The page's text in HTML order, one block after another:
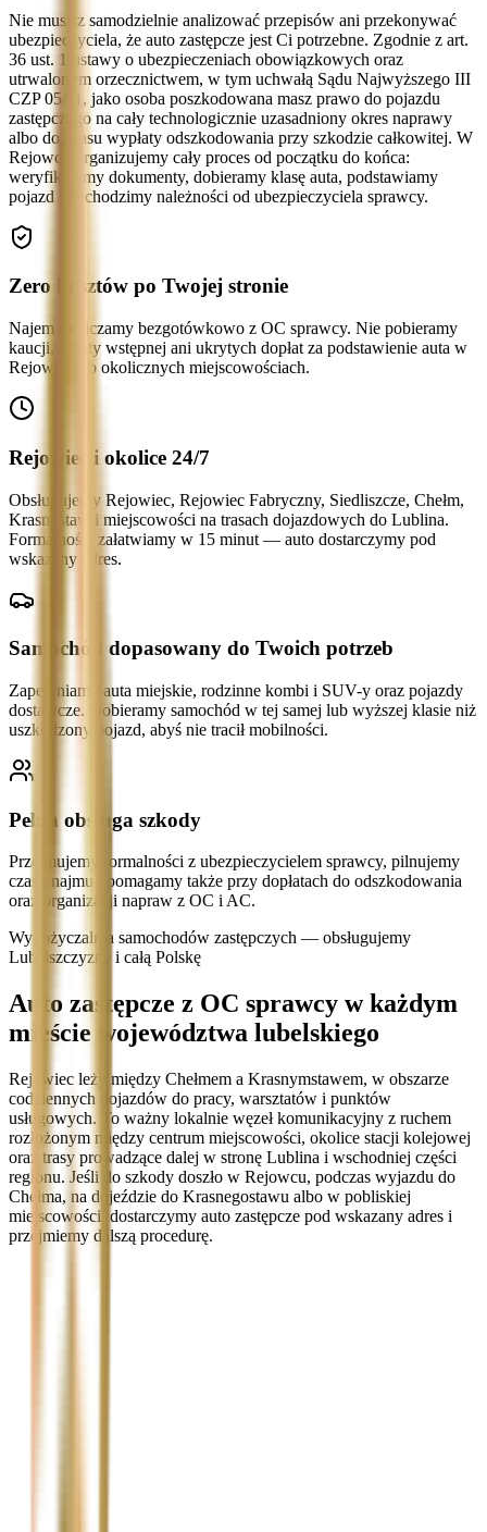
Nie musisz samodzielnie analizować przepisów ani przekonywać
ubezpieczyciela, że auto zastępcze jest Ci potrzebne. Zgodnie z art.
36 ust. 1 ustawy o ubezpieczeniach obowiązkowych oraz
utrwalonym orzecznictwem, w tym uchwałą Sądu Najwyższego III
CZP 05/11, jako osoba poszkodowana masz prawo do pojazdu
zastępczego na cały technologicznie uzasadniony okres naprawy
albo do czasu wypłaty odszkodowania przy szkodzie całkowitej. W
Rejowcu organizujemy cały proces od początku do końca:
weryfikujemy dokumenty, dobieramy klasę auta, podstawiamy
pojazd i dochodzimy należności od ubezpieczyciela sprawcy.
Zero kosztów po Twojej stronie
Najem rozliczamy bezgotówkowo z OC sprawcy. Nie pobieramy
kaucji, opłaty wstępnej ani ukrytych dopłat za podstawienie auta w
Rejowcu lub okolicznych miejscowościach.
Rejowiec i okolice 24/7
Obsługujemy Rejowiec, Rejowiec Fabryczny, Siedliszcze, Chełm,
Krasnystaw i miejscowości na trasach dojazdowych do Lublina.
Formalności załatwiamy w 15 minut — auto dostarczymy pod
wskazany adres.
Samochód dopasowany do Twoich potrzeb
Zapewniamy auta miejskie, rodzinne kombi i SUV-y oraz pojazdy
dostawcze. Dobieramy samochód w tej samej lub wyższej klasie niż
uszkodzony pojazd, abyś nie tracił mobilności.
Pełna obsługa szkody
Przejmujemy formalności z ubezpieczycielem sprawcy, pilnujemy
czasu najmu i pomagamy także przy dopłatach do odszkodowania
oraz organizacji napraw z OC i AC.
Wypożyczalnia samochodów zastępczych — obsługujemy
Lubelszczyznę i całą Polskę
Auto zastępcze z OC sprawcy w każdym
mieście województwa lubelskiego
Rejowiec leży między Chełmem a Krasnymstawem, w obszarze
codziennych dojazdów do pracy, warsztatów i punktów
usługowych. To ważny lokalnie węzeł komunikacyjny z ruchem
rozłożonym między centrum miejscowości, okolice stacji kolejowej
oraz trasy prowadzące dalej w stronę Lublina i wschodniej części
regionu. Jeśli do szkody doszło w Rejowcu, podczas wyjazdu do
Chełma, na dojeździe do Krasnegostawu albo w pobliskiej
miejscowości, dostarczymy auto zastępcze pod wskazany adres i
przejmiemy dalszą procedurę.